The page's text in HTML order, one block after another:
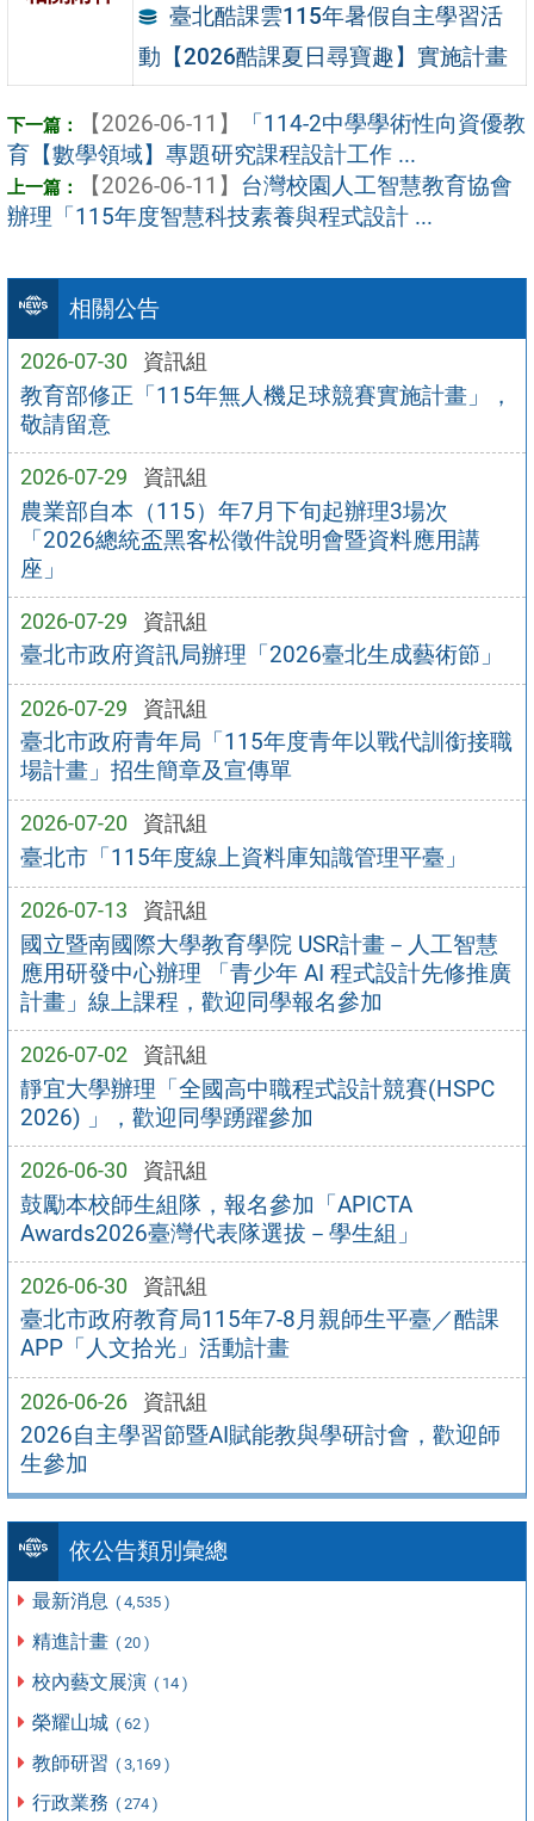
相關公告
2026-07-30 資訊組
教育部修正「115年無人機足球競賽實施計畫」，
敬請留意
2026-07-29 資訊組
農業部自本（115）年7月下旬起辦理3場次
「2026總統盃黑客松徵件說明會暨資料應用講
座」
2026-07-29 資訊組
臺北市政府資訊局辦理「2026臺北生成藝術節」
2026-07-29 資訊組
臺北市政府青年局「115年度青年以戰代訓銜接職
場計畫」招生簡章及宣傳單
2026-07-20 資訊組
臺北市「115年度線上資料庫知識管理平臺」
2026-07-13 資訊組
國立暨南國際大學教育學院 USR計畫－人工智慧
應用研發中心辦理 「青少年 AI 程式設計先修推廣
計畫」線上課程，歡迎同學報名參加
2026-07-02 資訊組
靜宜大學辦理「全國高中職程式設計競賽(HSPC
2026) 」，歡迎同學踴躍參加
2026-06-30 資訊組
鼓勵本校師生組隊，報名參加「APICTA
Awards2026臺灣代表隊選拔－學生組」
2026-06-30 資訊組
臺北市政府教育局115年7-8月親師生平臺／酷課
APP「人文拾光」活動計畫
2026-06-26 資訊組
2026自主學習節暨AI賦能教與學研討會，歡迎師
生參加
依公告類別彙總
最新消息 ( 4,535 )
精進計畫 ( 20 )
校內藝文展演 ( 14 )
榮耀山城 ( 62 )
教師研習 ( 3,169 )
行政業務 ( 274 )
臺北酷課雲115年暑假自主學習活
動【2026酷課夏日尋寶趣】實施計畫
【2026-06-11】
「114-2中學學術性向資優教
育【數學領域】專題研究課程設計工作 ...
【2026-06-11】 台灣校園人工智慧教育協會
辦理「115年度智慧科技素養與程式設計 ...